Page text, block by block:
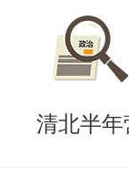
考生诚信
未进行资
不论是否
清北半年